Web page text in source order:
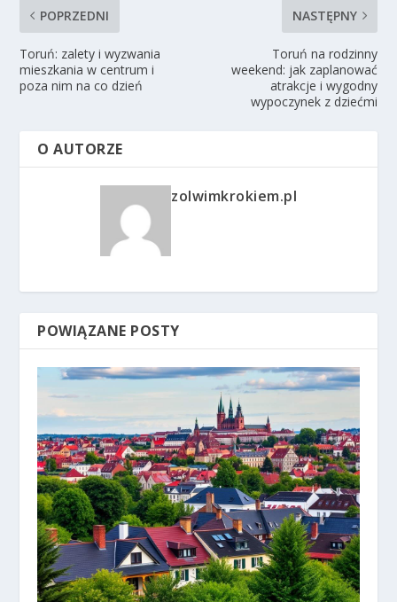
POPRZEDNI
Toruń: zalety i wyzwania
mieszkania w centrum i
poza nim na co dzień
NASTĘPNY
Toruń na rodzinny
weekend: jak zaplanować
atrakcje i wygodny
wypoczynek z dziećmi
O AUTORZE
zolwimkrokiem.pl
POWIĄZANE POSTY